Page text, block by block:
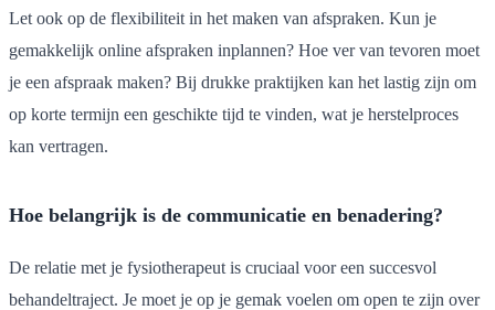
Let ook op de flexibiliteit in het maken van afspraken. Kun je
gemakkelijk online afspraken inplannen? Hoe ver van tevoren moet
je een afspraak maken? Bij drukke praktijken kan het lastig zijn om
op korte termijn een geschikte tijd te vinden, wat je herstelproces
kan vertragen.
Hoe belangrijk is de communicatie en benadering?
De relatie met je fysiotherapeut is cruciaal voor een succesvol
behandeltraject. Je moet je op je gemak voelen om open te zijn over